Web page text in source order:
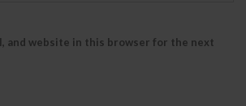
and website in this browser for the next